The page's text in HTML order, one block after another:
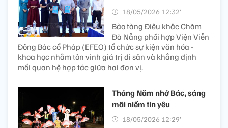
18/05/2026 12:32’
Bảo tàng Điêu khắc Chăm
Đà Nẵng phối hợp Viện Viễn
Đông Bác cổ Pháp (EFEO) tổ chức sự kiện văn hóa -
khoa học nhằm tôn vinh giá trị di sản và khẳng định
mối quan hệ hợp tác giữa hai đơn vị.
Tháng Năm nhớ Bác, sáng
mãi niềm tin yêu
18/05/2026 12:29’